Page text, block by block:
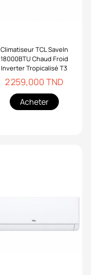
Climatiseur TCL SaveIn
18000BTU Chaud Froid
Inverter Tropicalisé T3
2 259,000 TND
Acheter